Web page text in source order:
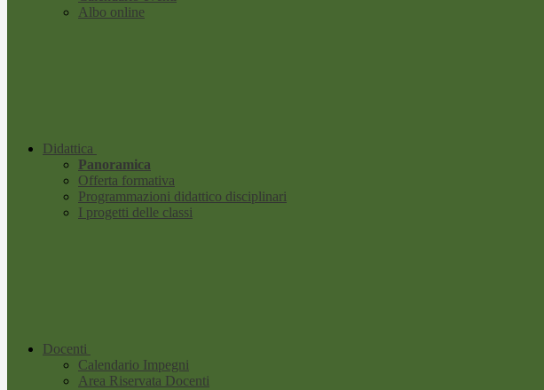
Albo online
Didattica
Panoramica
Offerta formativa
Programmazioni didattico disciplinari
I progetti delle classi
Docenti
Calendario Impegni
Area Riservata Docenti